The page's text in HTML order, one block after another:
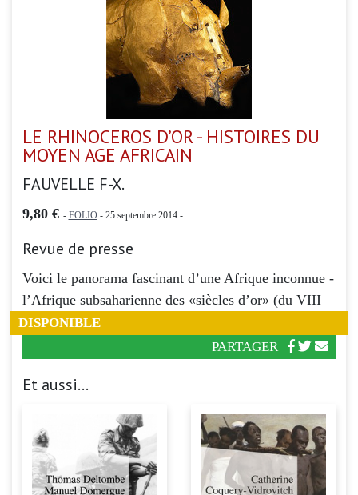
LE RHINOCEROS D’OR - HISTOIRES DU
MOYEN AGE AFRICAIN
FAUVELLE F-X.
9,80 € - FOLIO- 25 septembre 2014 -
Revue de presse
Voici le panorama fascinant d’une Afrique inconnue -
l’Afrique subsaharienne des «siècles d’or» (du VIII
DISPONIBLE
PARTAGER
Et aussi...